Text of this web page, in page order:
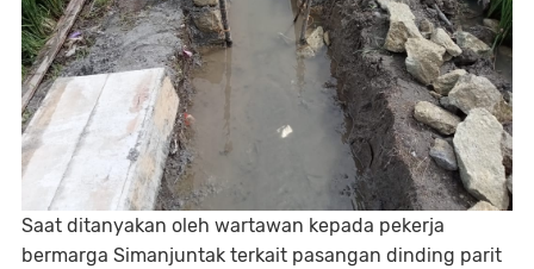
Saat ditanyakan oleh wartawan kepada pekerja
bermarga Simanjuntak terkait pasangan dinding parit